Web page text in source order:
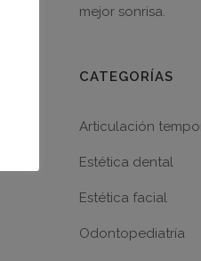
mejor sonrisa.
CATEGORÍAS
Articulación
Estética dental
Estética facial
Odontopediatría